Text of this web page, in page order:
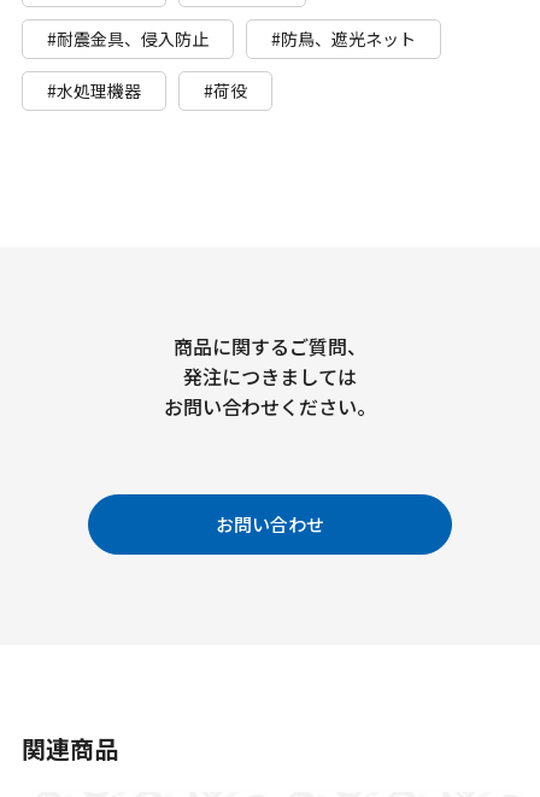
#耐震金具、侵入防止 #防鳥、遮光ネット
#水処理機器 #荷役
商品に関するご質問、
発注につきましては
お問い合わせください。
お問い合わせ
関連商品